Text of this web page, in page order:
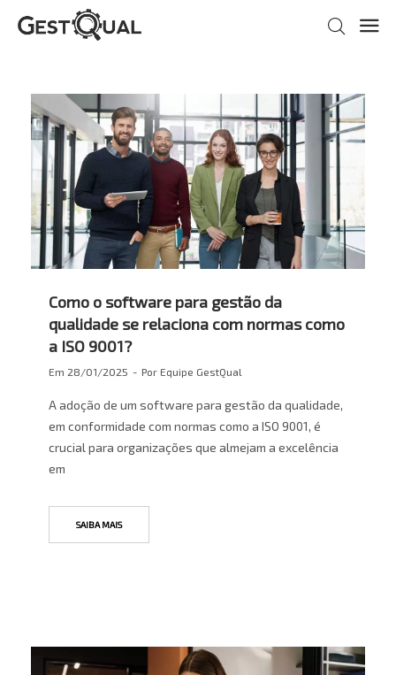
Como o software para gestão da
qualidade se relaciona com normas como
a ISO 9001?
Em 28/01/2025 Por Equipe GestQual
A adoção de um software para gestão da qualidade,
em conformidade com normas como a ISO 9001, é
crucial para organizações que almejam a excelência
em
SAIBA MAIS